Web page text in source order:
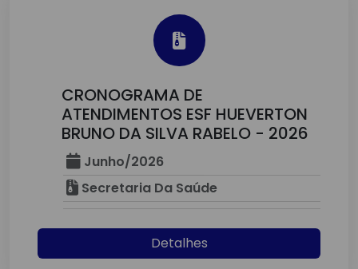
CRONOGRAMA DE
ATENDIMENTOS ESF HUEVERTON
BRUNO DA SILVA RABELO - 2026
Junho/2026
Secretaria Da Saúde
Detalhes